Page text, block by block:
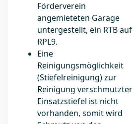
Förderverein
angemieteten Garage
untergestellt, ein RTB auf
RPL9.
Eine
Reinigungsmöglichkeit
(Stiefelreinigung) zur
Reinigung verschmutzter
Einsatzstiefel ist nicht
vorhanden, somit wird